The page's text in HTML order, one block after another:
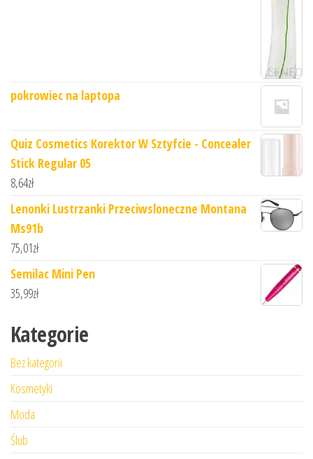
pokrowiec na laptopa
Quiz Cosmetics Korektor W Sztyfcie - Concealer
Stick Regular 05
8,64zł
Lenonki Lustrzanki Przeciwsloneczne Montana
Ms91b
75,01zł
Semilac Mini Pen
35,99zł
Kategorie
Bez kategorii
Kosmetyki
Moda
Ślub